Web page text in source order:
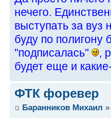
нечего.
выступать за
буду по полигону
"подписалась"
,
будет еще и
ФТК форевер
Баранников Михаил